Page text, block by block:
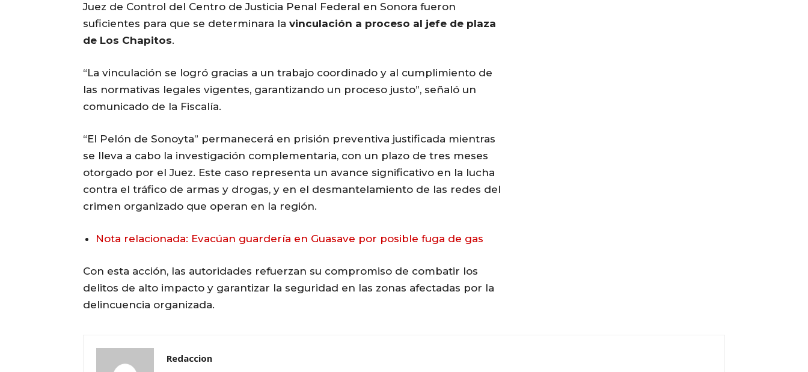
Juez de Control del Centro de Justicia Penal Federal en Sonora fueron
suficientes para que se determinara la vinculación a proceso al jefe de plaza
de Los Chapitos.
“La vinculación se logró gracias a un trabajo coordinado y al cumplimiento de
las normativas legales vigentes, garantizando un proceso justo”, señaló un
comunicado de la Fiscalía.
“El Pelón de Sonoyta” permanecerá en prisión preventiva justificada mientras
se lleva a cabo la investigación complementaria, con un plazo de tres meses
otorgado por el Juez. Este caso representa un avance significativo en la lucha
contra el tráfico de armas y drogas, y en el desmantelamiento de las redes del
crimen organizado que operan en la región.
Nota relacionada: Evacúan guardería en Guasave por posible fuga de gas
Con esta acción, las autoridades refuerzan su compromiso de combatir los
delitos de alto impacto y garantizar la seguridad en las zonas afectadas por la
delincuencia organizada.
Redaccion